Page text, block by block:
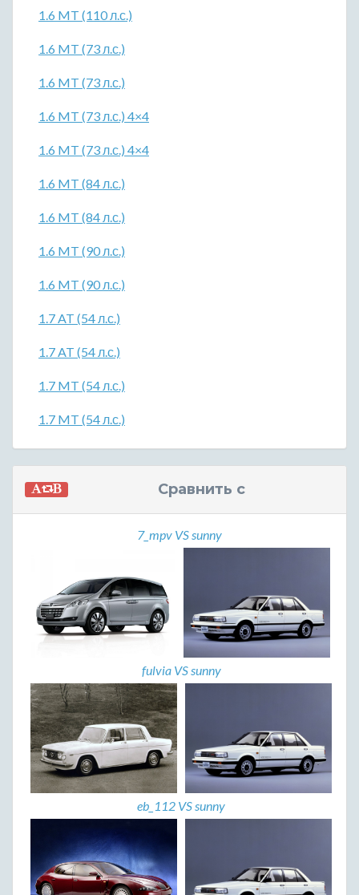
1.6 MT (110 л.с.)
1.6 MT (73 л.с.)
1.6 MT (73 л.с.)
1.6 MT (73 л.с.) 4×4
1.6 MT (73 л.с.) 4×4
1.6 MT (84 л.с.)
1.6 MT (84 л.с.)
1.6 MT (90 л.с.)
1.6 MT (90 л.с.)
1.7 AT (54 л.с.)
1.7 AT (54 л.с.)
1.7 MT (54 л.с.)
1.7 MT (54 л.с.)
Сравнить с
7_mpv VS sunny
fulvia VS sunny
eb_112 VS sunny